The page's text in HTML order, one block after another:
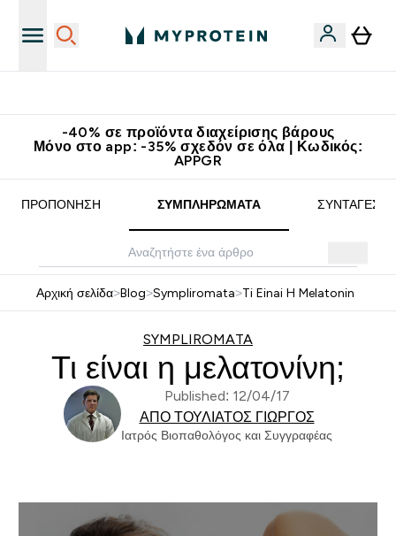
-40% σε προϊόντα διαχείρισης βάρους
Μόνο στο app: -35% σχεδόν σε όλα | Κωδικός:
APPGR
ΠΡΟΠΌΝΗΣΗ ΣΥΜΠΛΗΡΏΜΑΤΑ ΣΥΝΤΑΓΈΣ
Αρχική σελίδα>Blog>Sympliromata>Ti Einai H Melatonin
SYMPLIROMATA
Τι είναι η μελατονίνη;
Published: 12/04/17
ΑΠΌ ΤΟΥΛΙΆΤΟΣ ΓΙΏΡΓΟΣ
Ιατρός Βιοπαθολόγος και Συγγραφέας